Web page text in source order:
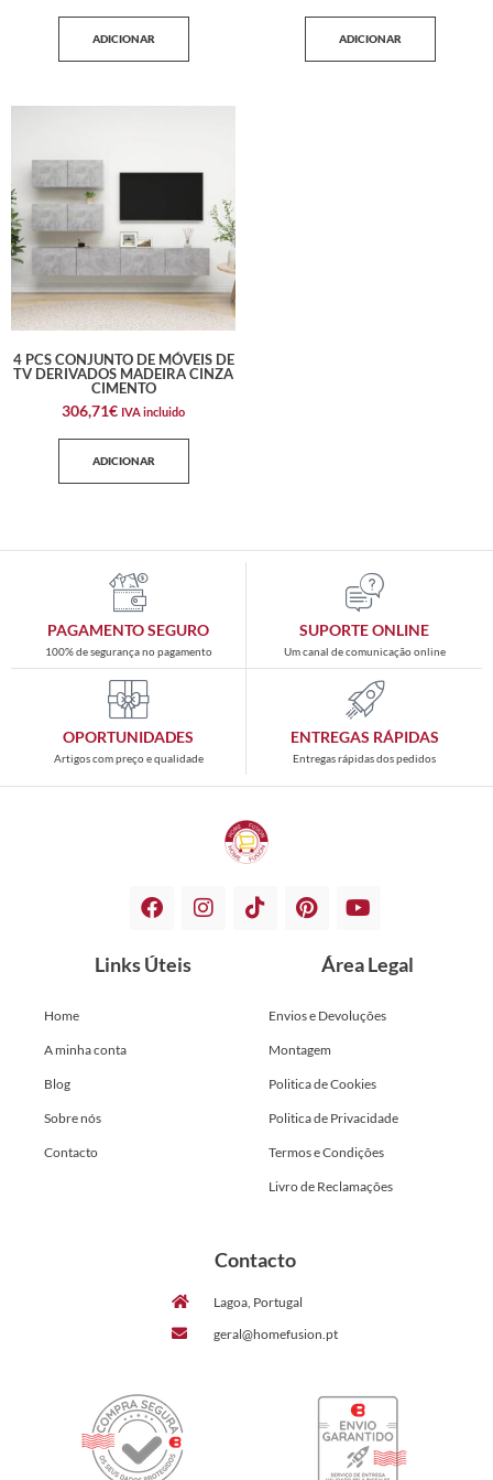
ADICIONAR ADICIONAR
4 PCS CONJUNTO DE MÓVEIS DE
TV DERIVADOS MADEIRA CINZA
CIMENTO
306,71€ IVA incluido
ADICIONAR
PAGAMENTO SEGURO
100% de segurança no pagamento
SUPORTE ONLINE
Um canal de comunicação online
OPORTUNIDADES
Artigos com preço e qualidade
ENTREGAS RÁPIDAS
Entregas rápidas dos pedidos
Links Úteis
Home
A minha conta
Blog
Sobre nós
Contacto
Área Legal
Envios e Devoluções
Montagem
Politica de Cookies
Politica de Privacidade
Termos e Condições
Livro de Reclamações
Contacto
Lagoa, Portugal
geral@homefusion.pt